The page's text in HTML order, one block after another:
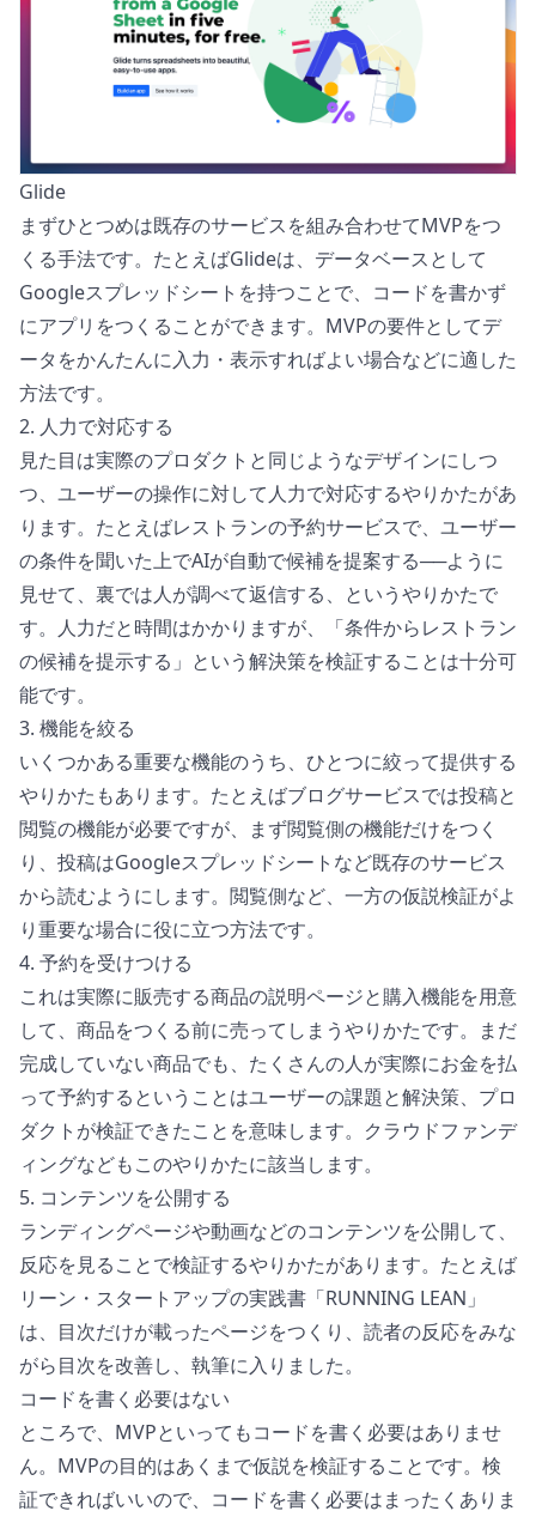
Glide
まずひとつめは既存のサービスを組み合わせてMVPをつ
くる手法です。たとえばGlideは、データベースとして
Googleスプレッドシート を持つことで、コードを書かず
にアプリをつくることができます。MVPの要件としてデ
ータをかんたんに入力・表示すればよい場合などに適した
方法です。
2. 人力で対応する
見た目は実際のプロダクトと同じようなデザインにしつ
つ、ユーザーの操作に対して人力で対応するやりかたがあ
ります。たとえばレストランの予約サービスで、ユーザー
の条件を聞いた上でAIが自動で候補を提案する──ように
見せて、裏では人が調べて返信する、というやりかたで
す。人力だと時間はかかりますが、「条件からレストラン
の候補を提示する」という解決策を検証することは十分可
能です。
3. 機能を絞る
いくつかある重要な機能のうち、ひとつに絞って提供する
やりかたもあります。たとえばブログサービスでは投稿と
閲覧の機能が必要ですが、まず閲覧側の機能だけをつく
り、投稿はGoogleスプレッドシートなど既存のサービス
から読むようにします。閲覧側など、一方の仮説検証がよ
り重要な場合に役に立つ方法です。
4. 予約を受けつける
これは実際に販売する商品の説明ページと購入機能を用意
して、商品をつくる前に売ってしまうやりかたです。まだ
完成していない商品でも、たくさんの人が実際にお金を払
って予約するということはユーザーの課題と解決策、プロ
ダクトが検証できたことを意味します。クラウドファンデ
ィングなどもこのやりかたに該当します。
5. コンテンツを公開する
ランディングページや動画などのコンテンツを公開して、
反応を見ることで検証するやりかたがあります。たとえば
リーン・スタートアップの実践書「RUNNING LEAN 」
は、目次だけが載ったページをつくり、読者の反応をみな
がら目次を改善し、執筆に入りました。
コードを書く必要はない
ところで、MVPといってもコードを書く必要はありませ
ん。MVPの目的はあくまで仮説を検証することです。検
証できればいいので、コードを書く必要はまったくありま